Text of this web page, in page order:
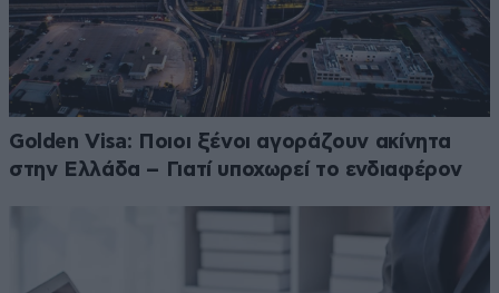
Golden Visa: Ποιοι ξένοι αγοράζουν ακίνητα
στην Ελλάδα – Γιατί υποχωρεί το ενδιαφέρον